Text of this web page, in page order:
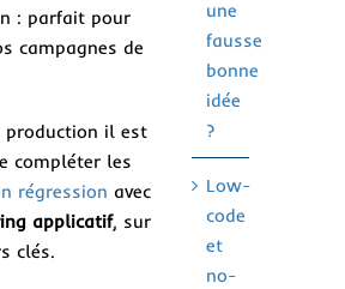
: parfait pour
campagnes de
production il est
compléter les
régression avec
applicatif, sur
clés.
une
fausse
bonne
idée
?
Low-
code
et
no-